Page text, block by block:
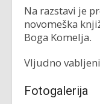
Na razstavi je
novomeška
Boga Komelja.
Vljudno
Fotogalerija